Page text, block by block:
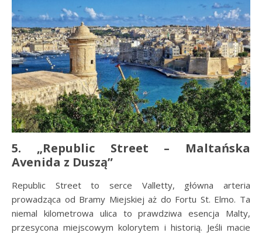
5. „Republic Street – Maltańska
Avenida z Duszą”
Republic Street to serce Valletty, główna arteria
prowadząca od Bramy Miejskiej aż do Fortu St. Elmo. Ta
niemal kilometrowa ulica to prawdziwa esencja Malty,
przesycona miejscowym kolorytem i historią. Jeśli macie